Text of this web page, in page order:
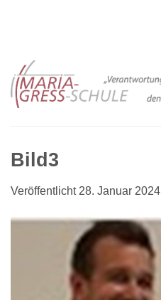
Bild3
Veröffentlicht 28. Januar 2024